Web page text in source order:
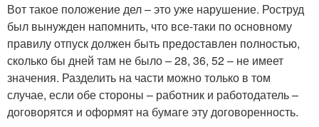
Вот такое положение дел – это уже нарушение. Роструд
был вынужден напомнить, что все-таки по основному
правилу отпуск должен быть предоставлен полностью,
сколько бы дней там не было – 28, 36, 52 – не имеет
значения. Разделить на части можно только в том
случае, если обе стороны – работник и работодатель –
договорятся и оформят на бумаге эту договоренность.